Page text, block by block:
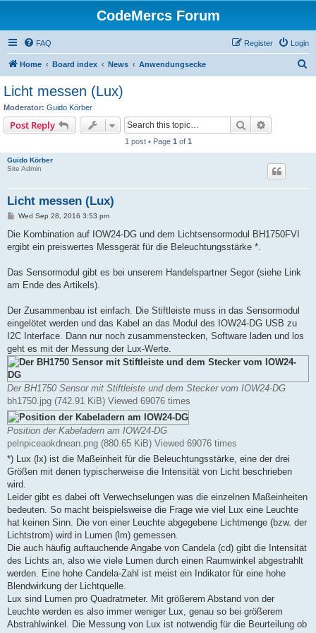
CodeMercs Forum
FAQ Login
Register
Home Board index News Anwendungsecke
Licht messen (Lux)
Moderator: Guido Körber
Post Reply Search
1 post • Page 1 of 1
Guido Körber
Site Admin
Licht messen (Lux)
P
s
Wed Sep 28, 2016 3:53 pm
Die Kombination auf IOW24-DG und dem Lichtsensormodul BH1750FVI
ergibt ein preiswertes Messgerät für die Beleuchtungsstärke *.
Das Sensormodul gibt es bei unserem Handelspartner Segor (siehe Link
am Ende des Artikels).
Der Zusammenbau ist einfach. Die Stiftleiste muss in das Sensormodul
eingelötet werden und das Kabel an das Modul des IOW24-DG USB zu
I2C Interface. Dann nur noch zusammenstecken, Software laden und los
geht es mit der Messung der Lux-Werte.
Der BH1750 Sensor mit Stiftleiste und dem Stecker vom IOW24-DG
bh1750.jpg (742.91 KiB) Viewed 69076 times
Position der Kabeladern am IOW24-DG
pelnpiceaokdnean.png (880.65 KiB) Viewed 69076 times
*) Lux (lx) ist die Maßeinheit für die Beleuchtungsstärke, eine der drei
Größen mit denen typischerweise die Intensität von Licht beschrieben
wird.
Leider gibt es dabei oft Verwechselungen was die einzelnen Maßeinheiten
bedeuten. So macht beispielsweise die Frage wie viel Lux eine Leuchte
hat keinen Sinn. Die von einer Leuchte abgegebene Lichtmenge (bzw. der
Lichtstrom) wird in Lumen (lm) gemessen.
Die auch häufig auftauchende Angabe von Candela (cd) gibt die Intensität
des Lichts an, also wie viele Lumen durch einen Raumwinkel abgestrahlt
werden. Eine hohe Candela-Zahl ist meist ein Indikator für eine hohe
Blendwirkung der Lichtquelle.
Lux sind Lumen pro Quadratmeter. Mit größerem Abstand von der
Leuchte werden es also immer weniger Lux, genau so bei größerem
Abstrahlwinkel. Die Messung von Lux ist notwendig für die Beurteilung ob